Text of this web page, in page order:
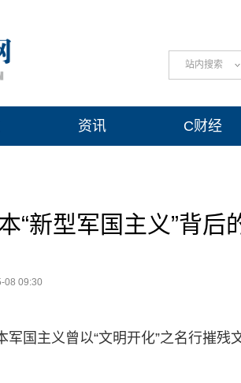
站内搜索
资讯 C财经
“新型军国主义”背后
08 09:30
军国主义曾以“文明开化”之名行摧